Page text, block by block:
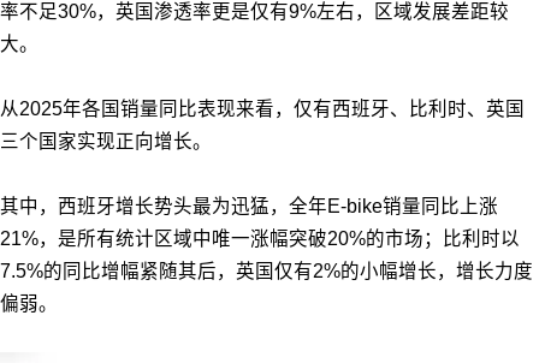
率不足30%，英国渗透率更是仅有9%左右，区域发展差距较
大。
从2025年各国销量同比表现来看，仅有西班牙、比利时、英国
三个国家实现正向增长。
其中，西班牙增长势头最为迅猛，全年E-bike销量同比上涨
21%，是所有统计区域中唯一涨幅突破20%的市场；比利时以
7.5%的同比增幅紧随其后，英国仅有2%的小幅增长，增长力度
偏弱。